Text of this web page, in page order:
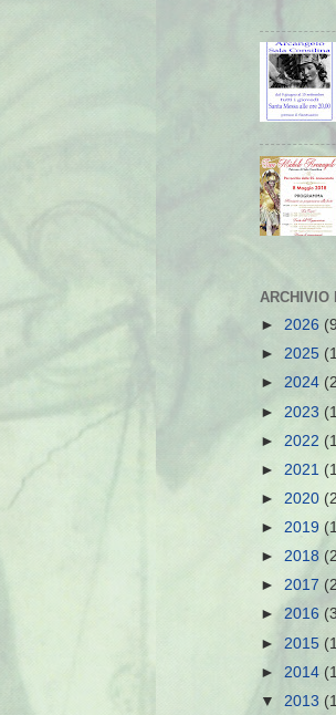
ARCHIVIO
► 2026
► 2025
► 2024
► 2023
► 2022
► 2021
► 2020
► 2019
► 2018
► 2017
► 2016
► 2015
► 2014
▼ 2013